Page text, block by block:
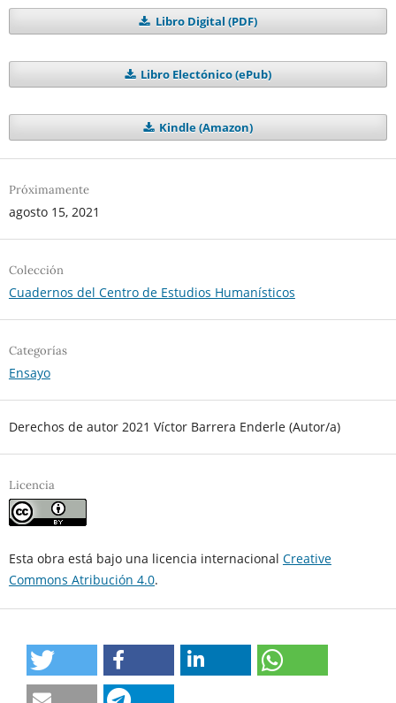
Libro Digital (PDF)
Libro Electónico (ePub)
Kindle (Amazon)
Próximamente
agosto 15, 2021
Colección
Cuadernos del Centro de Estudios Humanísticos
Categorías
Ensayo
Derechos de autor 2021 Víctor Barrera Enderle (Autor/a)
Licencia
Esta obra está bajo una licencia internacional Creative
Commons Atribución 4.0.